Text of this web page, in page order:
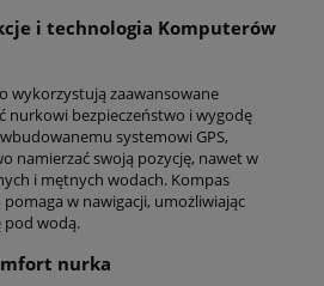
i technologia Komputerów
wykorzystują zaawansowane
nurkowi bezpieczeństwo i wygodę
systemowi GPS,
namierzać swoją pozycję, nawet w
i mętnych wodach. Kompas
w nawigacji, umożliwiając
pod wodą.
nurka